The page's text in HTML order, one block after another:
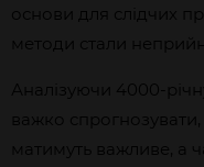
основи для слідчих
методи стали
Аналізуючи 4000-
важко
матимуть важливе, а